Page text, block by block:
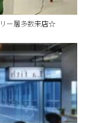
ー層多数来店☆